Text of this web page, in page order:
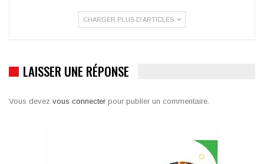
CHARGER PLUS D'ARTICLES
LAISSER UNE RÉPONSE
Vous devez vous connecter pour publier un commentaire.